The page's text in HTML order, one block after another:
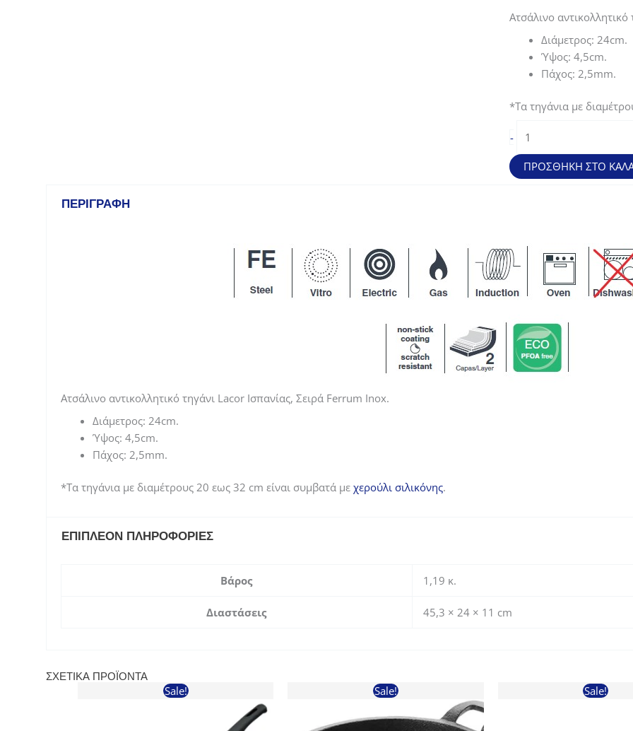
38,30€.
τρέχουσα
είναι:
28,73€.
Ατσάλινο
Διάμετρος: 24cm.
Ύψος: 4,5cm.
Πάχος: 2,5mm.
*Τα τηγάνια με
-
αντικολλητικό
τηγάνι
Ferrum
ΠΡΟΣΘΉΚΗ ΣΤΟ
ΠΕΡΙΓΡΑΦΉ
Ατσάλινο αντικολλητικό τηγάνι Lacor Ισπανίας, Σειρά Ferrum Inox.
Διάμετρος: 24cm.
Ύψος: 4,5cm.
Πάχος: 2,5mm.
*Τα τηγάνια με διαμέτρους 20 εως 32 cm είναι συμβατά με χερούλι σιλικόνης.
ΕΠΙΠΛΈΟΝ ΠΛΗΡΟΦΟΡΊΕΣ
Βάρος 1,19 κ.
Διαστάσεις 45,3 × 24 × 11 cm
ΣΧΕΤΙΚΆ ΠΡΟΪΌΝΤΑ
Sale! Sale! Sale!